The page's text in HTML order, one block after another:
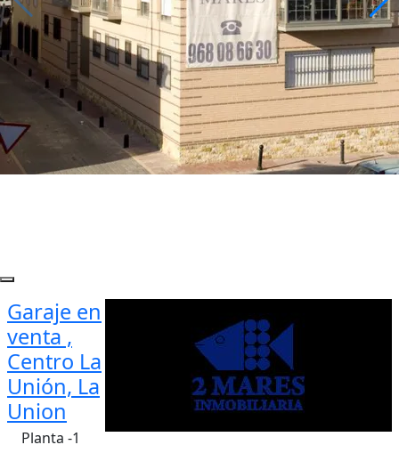
Garaje en
venta ,
Centro La
Unión, La
Union
Planta -1